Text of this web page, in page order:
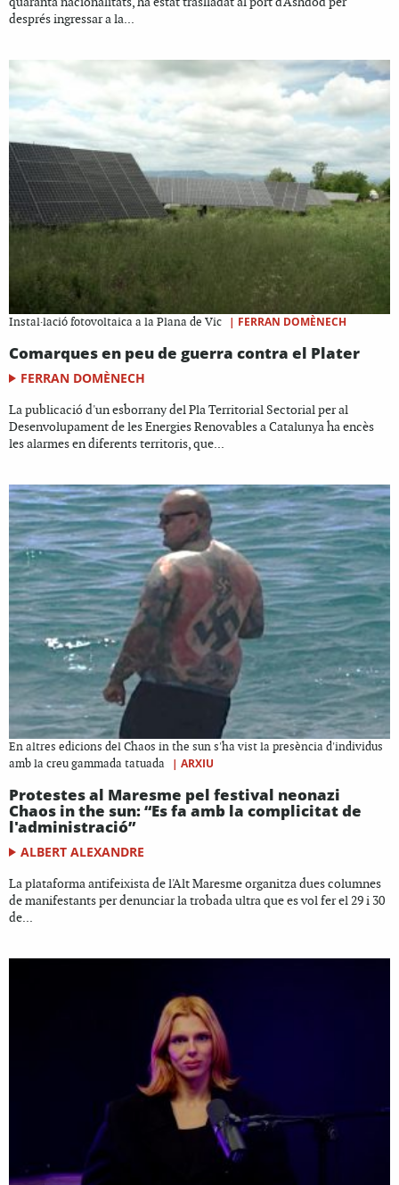
després ingressar a la...
Instal·lació fotovoltaica a la Plana de Vic | FERRAN DOMÈNECH
​Comarques en peu de guerra contra el Plater
FERRAN DOMÈNECH
La publicació d'un esborrany del Pla Territorial Sectorial per al
Desenvolupament de les Energies Renovables a Catalunya ha encès
les alarmes en diferents territoris, que...
En altres edicions del Chaos in the sun s'ha vist la presència d'individus
amb la creu gammada tatuada
| ARXIU
Protestes al Maresme pel festival neonazi
Chaos in the sun: “Es fa amb la complicitat de
l'administració”
ALBERT ALEXANDRE
La plataforma antifeixista de l'Alt Maresme organitza dues columnes
de manifestants per denunciar la trobada ultra que es vol fer el 29 i 30
de...